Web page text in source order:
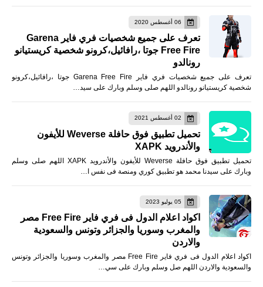
06 أغسطس 2020
تعرف على جميع شخصيات فري فاير Garena
Free Fire جوتا ،رافائيل،كرونو شخصية كريستيانو
رونالدو
تعرف على جميع شخصيات فري فاير Garena Free Fire جوتا ،رافائيل،كرونو
شخصية كريستيانو رونالدو اللهم صلى وسلم وبارك على سيد…
02 أغسطس 2021
تحميل تطبيق فوق حافلة Weverse للأيفون
والأندرويد XAPK
تحميل تطبيق فوق حافلة Weverse للأيفون والأندرويد XAPK اللهم صلى وسلم
وبارك على سيدنا محمد هو تطبيق كوري ومنصة فى نفس ا…
05 يوليو 2023
اكواد اعلام الدول فى فري فاير Free Fire مصر
والمغرب وسوريا والجزائر وتونس والسعودية
والاردن
اكواد اعلام الدول فى فري فاير Free Fire مصر والمغرب وسوريا والجزائر وتونس
والسعودية والاردن اللهم صل وسلم وبارك على سي…